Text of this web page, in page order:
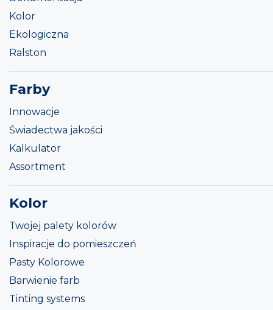
Kolor
Ekologiczna
Ralston
Farby
Innowacje
Świadectwa jakości
Kalkulator
Assortment
Kolor
Twojej palety kolorów
Inspiracje do pomieszczeń
Pasty Kolorowe
Barwienie farb
Tinting systems